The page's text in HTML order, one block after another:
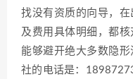
找没有资质的向导，
及费用具体明细，都
能够避开绝大多数隐
社的电话是：